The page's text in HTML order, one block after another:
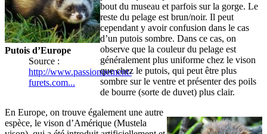
Putois d’Europe
Source :
http://www.passionnement-
furets.com...
bout du museau et parfois sur la gorge. Le
reste du pelage est brun/noir. Il peut
cependant y avoir confusion dans le cas
d’un putois sombre. Dans ce cas, on
observe que la couleur du pelage est
généralement plus uniforme chez le vison
que chez le putois, qui peut être plus
sombre sur le ventre et présenter des poils
de bourre (sorte de duvet) plus clair.
En Europe, on trouve également une autre
espèce, le vison d’Amérique (Mustela